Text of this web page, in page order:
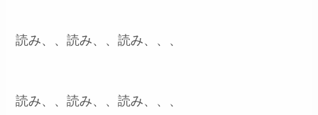
読み、、読み、、読み、、、
読み、、読み、、読み、、、